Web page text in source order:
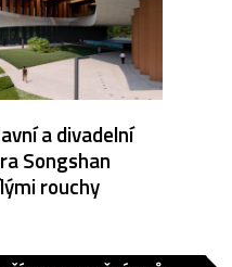
a divadelní
Songshan
rouchy